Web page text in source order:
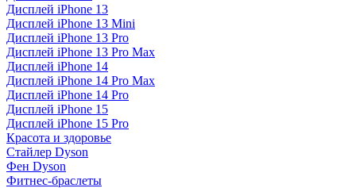
Дисплей iPhone 13
Дисплей iPhone 13 Mini
Дисплей iPhone 13 Pro
Дисплей iPhone 13 Pro Max
Дисплей iPhone 14
Дисплей iPhone 14 Pro Max
Дисплей iPhone 14 Pro
Дисплей iPhone 15
Дисплей iPhone 15 Pro
Красота и здоровье
Стайлер Dyson
Фен Dyson
Фитнес-браслеты